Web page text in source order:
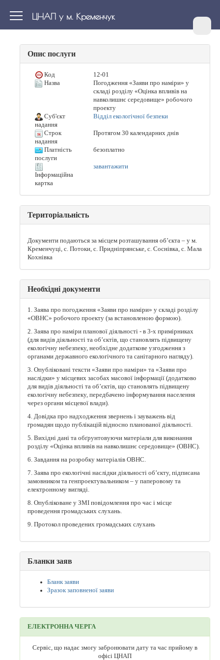
ЦНАП у м. Кременчук
Опис послуги
Код
12-01
Назва
Погодження «Заяви про наміри» у
складі розділу «Оцінка впливів на
навколишнє середовище» робочого
проекту
Суб'єкт
надання
Відділ екологічної безпеки
Строк
надання
Протягом 30 календарних днів
Платність
послуги
безоплатно
Інформаційна
картка
завантажити
Територіальність
Документи подаються за місцем розташування об’єкта – у м.
Кременчуці, с. Потоки, с. Придніпрянське, с. Соснівка, с. Мала
Кохнівка
Необхідні документи
1. Заява про погодження «Заяви про наміри» у складі розділу
«ОВНС» робочого проекту (за встановленою формою).
2. Заява про наміри планової діяльності - в 3-х примірниках
(для видів діяльності та об’єктів, що становлять підвищену
екологічну небезпеку, необхідне додаткове узгодження з
органами державного екологічного та санітарного нагляду).
3. Опубліковані тексти «Заяви про наміри» та «Заяви про
наслідки» у місцевих засобах масової інформації (додатково
для видів діяльності та об’єктів, що становлять підвищену
екологічну небезпеку, передбачено інформування населення
через органи місцевої влади).
4. Довідка про надходження звернень і зауважень від
громадян щодо публікацій відносно планованої діяльності.
5. Вихідні дані та обґрунтовуючи матеріали для виконання
розділу «Оцінка впливів на навколишнє середовище» (ОВНС).
6. Завдання на розробку матеріалів ОВНС.
7. Заява про екологічні наслідки діяльності об’єкту, підписана
замовником та генпроектувальником – у паперовому та
електронному вигляді.
8. Опубліковане у ЗМІ повідомлення про час і місце
проведення громадських слухань.
9. Протокол проведених громадських слухань
Бланки заяв
Бланк заяви
Зразок заповненої заяви
ЕЛЕКТРОННА ЧЕРГА
Сервіс, що надає змогу забронювати дату та час прийому в
офісі ЦНАП